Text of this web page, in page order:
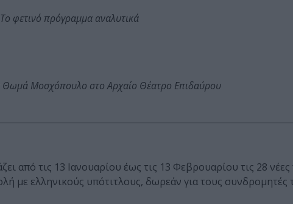
φετινό πρόγραμμα αναλυτικά
Θωμά Μοσχόπουλο στο Αρχαίο Θέατρο Επιδαύρου
από τις 13 Ιανουαρίου έως τις 13 Φεβρουαρίου τις 28
με ελληνικούς υπότιτλους, δωρεάν για τους συνδρομητές